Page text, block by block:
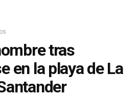
tras
en la playa de La